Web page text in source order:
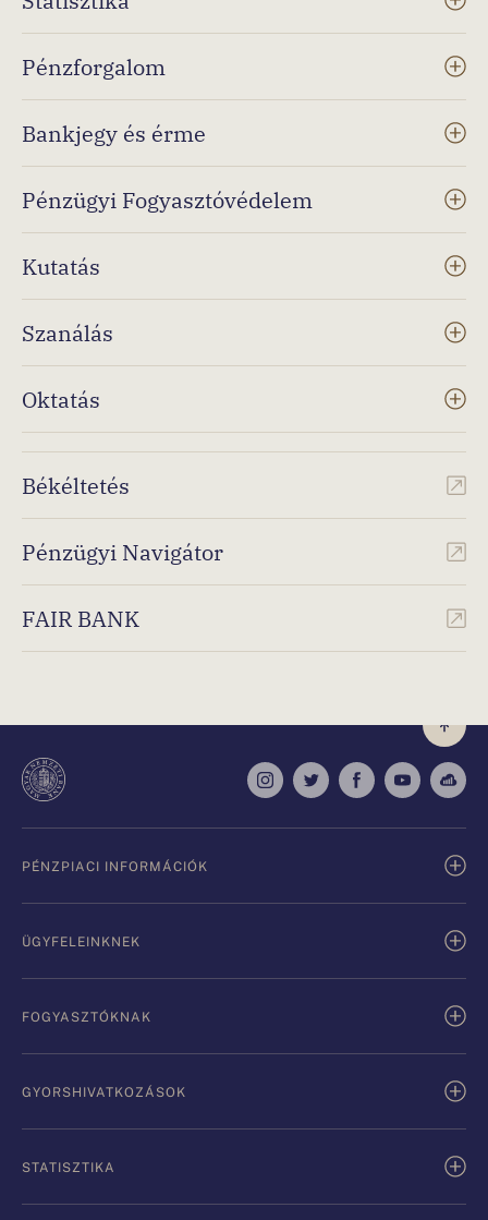
Pénzforgalom
Bankjegy és érme
Pénzügyi Fogyasztóvédelem
Kutatás
Szanálás
Oktatás
Békéltetés
Pénzügyi Navigátor
FAIR BANK
PÉNZPIACI INFORMÁCIÓK
ÜGYFELEINKNEK
FOGYASZTÓKNAK
GYORSHIVATKOZÁSOK
STATISZTIKA